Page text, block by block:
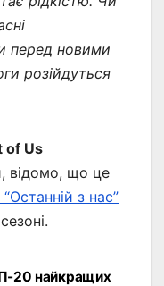
перед новими
розійдуться
of Us
відомо, що це
з нас”
20 найкращих